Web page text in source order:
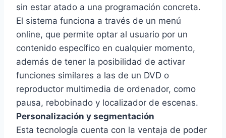
sin estar atado a una programación concreta.
El sistema funciona a través de un menú
online, que permite optar al usuario por un
contenido específico en cualquier momento,
además de tener la posibilidad de activar
funciones similares a las de un DVD o
reproductor multimedia de ordenador, como
pausa, rebobinado y localizador de escenas.
Personalización y segmentación
Esta tecnología cuenta con la ventaja de poder